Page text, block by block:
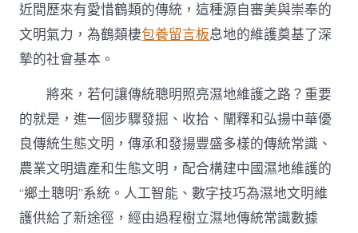
近間歷來有愛惜鶴類的傳統，這種源自審美與崇奉的
文明氣力，為鶴類棲包養留言板息地的維護奠基了深
摯的社會基本。
將來，若何讓傳統聰明照亮濕地維護之路？重要
的就是，進一個步驟發掘、收拾、闡釋和弘揚中華優
良傳統生態文明，傳承和發揚豐盛多樣的傳統常識、
農業文明遺產和生態文明，配合構建中國濕地維護的
“鄉土聰明”系統。人工智能、數字技巧為濕地文明維
護供給了新途徑，經由過程樹立濕地傳統常識數據